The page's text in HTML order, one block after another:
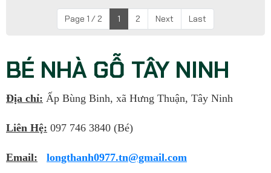
Page 1 / 2 1 2 Next Last
BÉ NHÀ GỖ TÂY NINH
Địa chỉ: Ấp Bùng Binh, xã Hưng Thuận, Tây Ninh
Liên Hệ: 097 746 3840 (Bé)
Email: longthanh0977.tn@gmail.com